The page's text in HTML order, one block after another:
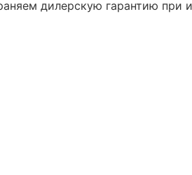
дилерскую гарантию при